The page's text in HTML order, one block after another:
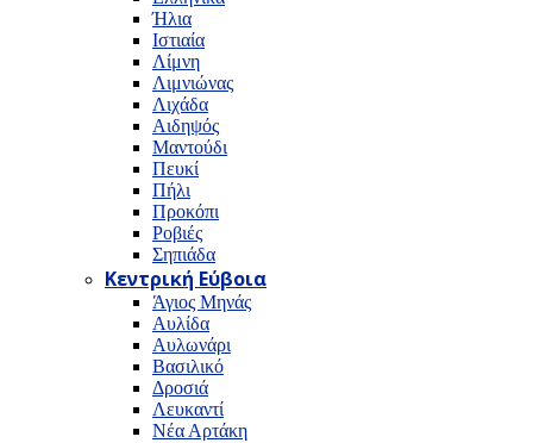
Ήλια
Ιστιαία
Λίμνη
Λιμνιώνας
Λιχάδα
Αιδηψός
Μαντούδι
Πευκί
Πήλι
Προκόπι
Ροβιές
Σηπιάδα
Κεντρική Εύβοια
Άγιος Μηνάς
Αυλίδα
Αυλωνάρι
Βασιλικό
Δροσιά
Λευκαντί
Νέα Αρτάκη